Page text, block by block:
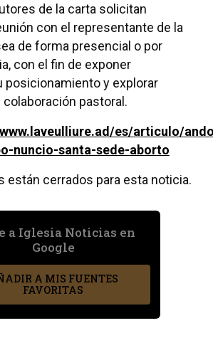
de la carta solicitan
con el representante de la
de forma presencial o por
con el fin de exponer
posicionamiento y explorar
pastoral.
es/articulo/
nuncio-santa-sede-aborto
están cerrados para esta noticia.
a Iglesia Noticias en
Google
A MIS FUENTES
FAVORITAS